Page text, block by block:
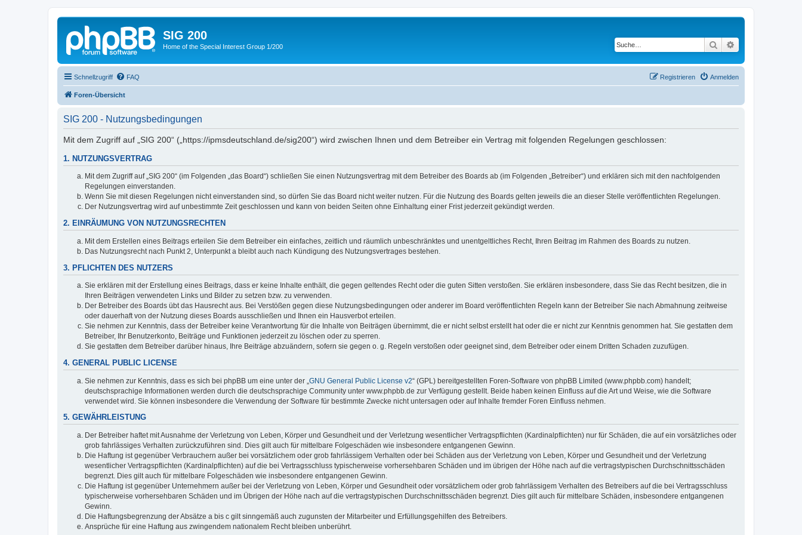
SIG 200
Home of the Special Interest Group 1/200 Suche
Schnellzugriff FAQ Anmelden
Registrieren
Foren-Übersicht
SIG 200 - Nutzungsbedingungen
Mit dem Zugriff auf „SIG 200“ („https://ipmsdeutschland.de/sig200“) wird zwischen Ihnen und dem Betreiber ein Vertrag mit folgenden Regelungen geschlossen:
1. NUTZUNGSVERTRAG
Mit dem Zugriff auf „SIG 200“ (im Folgenden „das Board“) schließen Sie einen Nutzungsvertrag mit dem Betreiber des Boards ab (im Folgenden „Betreiber“) und erklären sich mit den nachfolgenden
Regelungen einverstanden.
Wenn Sie mit diesen Regelungen nicht einverstanden sind, so dürfen Sie das Board nicht weiter nutzen. Für die Nutzung des Boards gelten jeweils die an dieser Stelle veröffentlichten Regelungen.
Der Nutzungsvertrag wird auf unbestimmte Zeit geschlossen und kann von beiden Seiten ohne Einhaltung einer Frist jederzeit gekündigt werden.
2. EINRÄUMUNG VON NUTZUNGSRECHTEN
Mit dem Erstellen eines Beitrags erteilen Sie dem Betreiber ein einfaches, zeitlich und räumlich unbeschränktes und unentgeltliches Recht, Ihren Beitrag im Rahmen des Boards zu nutzen.
Das Nutzungsrecht nach Punkt 2, Unterpunkt a bleibt auch nach Kündigung des Nutzungsvertrages bestehen.
3. PFLICHTEN DES NUTZERS
Sie erklären mit der Erstellung eines Beitrags, dass er keine Inhalte enthält, die gegen geltendes Recht oder die guten Sitten verstoßen. Sie erklären insbesondere, dass Sie das Recht besitzen, die in
Ihren Beiträgen verwendeten Links und Bilder zu setzen bzw. zu verwenden.
Der Betreiber des Boards übt das Hausrecht aus. Bei Verstößen gegen diese Nutzungsbedingungen oder anderer im Board veröffentlichten Regeln kann der Betreiber Sie nach Abmahnung zeitweise
oder dauerhaft von der Nutzung dieses Boards ausschließen und Ihnen ein Hausverbot erteilen.
Sie nehmen zur Kenntnis, dass der Betreiber keine Verantwortung für die Inhalte von Beiträgen übernimmt, die er nicht selbst erstellt hat oder die er nicht zur Kenntnis genommen hat. Sie gestatten dem
Betreiber, Ihr Benutzerkonto, Beiträge und Funktionen jederzeit zu löschen oder zu sperren.
Sie gestatten dem Betreiber darüber hinaus, Ihre Beiträge abzuändern, sofern sie gegen o. g. Regeln verstoßen oder geeignet sind, dem Betreiber oder einem Dritten Schaden zuzufügen.
4. GENERAL PUBLIC LICENSE
Sie nehmen zur Kenntnis, dass es sich bei phpBB um eine unter der „ GNU General Public License v2“ (GPL) bereitgestellten Foren-Software von phpBB Limited (www.phpbb.com) handelt;
deutschsprachige Informationen werden durch die deutschsprachige Community unter www.phpbb.de zur Verfügung gestellt. Beide haben keinen Einfluss auf die Art und Weise, wie die Software
verwendet wird. Sie können insbesondere die Verwendung der Software für bestimmte Zwecke nicht untersagen oder auf Inhalte fremder Foren Einfluss nehmen.
5. GEWÄHRLEISTUNG
Der Betreiber haftet mit Ausnahme der Verletzung von Leben, Körper und Gesundheit und der Verletzung wesentlicher Vertragspflichten (Kardinalpflichten) nur für Schäden, die auf ein vorsätzliches oder
grob fahrlässiges Verhalten zurückzuführen sind. Dies gilt auch für mittelbare Folgeschäden wie insbesondere entgangenen Gewinn.
Die Haftung ist gegenüber Verbrauchern außer bei vorsätzlichem oder grob fahrlässigem Verhalten oder bei Schäden aus der Verletzung von Leben, Körper und Gesundheit und der Verletzung
wesentlicher Vertragspflichten (Kardinalpflichten) auf die bei Vertragsschluss typischerweise vorhersehbaren Schäden und im übrigen der Höhe nach auf die vertragstypischen Durchschnittsschäden
begrenzt. Dies gilt auch für mittelbare Folgeschäden wie insbesondere entgangenen Gewinn.
Die Haftung ist gegenüber Unternehmern außer bei der Verletzung von Leben, Körper und Gesundheit oder vorsätzlichem oder grob fahrlässigem Verhalten des Betreibers auf die bei Vertragsschluss
typischerweise vorhersehbaren Schäden und im Übrigen der Höhe nach auf die vertragstypischen Durchschnittsschäden begrenzt. Dies gilt auch für mittelbare Schäden, insbesondere entgangenen
Gewinn.
Die Haftungsbegrenzung der Absätze a bis c gilt sinngemäß auch zugunsten der Mitarbeiter und Erfüllungsgehilfen des Betreibers.
Ansprüche für eine Haftung aus zwingendem nationalem Recht bleiben unberührt.